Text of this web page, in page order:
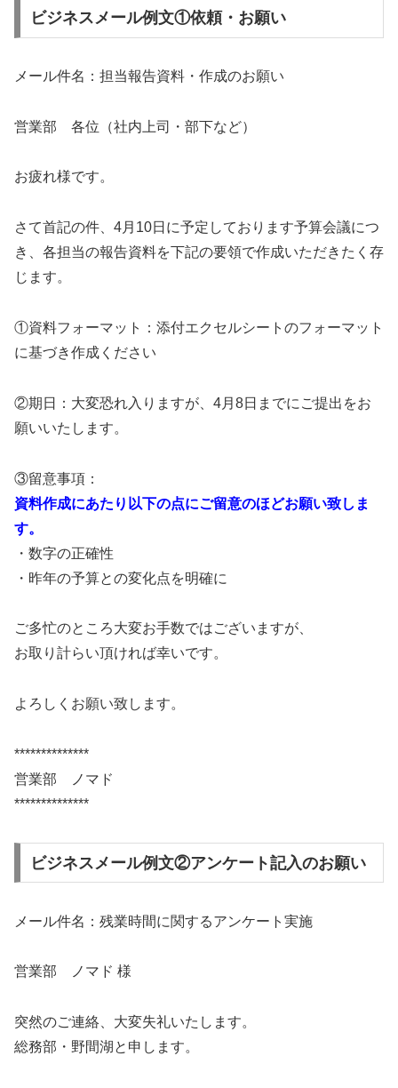
ビジネスメール例文①依頼・お願い
メール件名：担当報告資料・作成のお願い
営業部 各位（社内上司・部下など）
お疲れ様です。
さて首記の件、4月10日に予定しております予算会議につ
き、各担当の報告資料を下記の要領で作成いただきたく存
じます。
①資料フォーマット：添付エクセルシートのフォーマット
に基づき作成ください
②期日：大変恐れ入りますが、4月8日までにご提出をお
願いいたします。
③留意事項：
資料作成にあたり以下の点にご留意のほどお願い致しま
す。
・数字の正確性
・昨年の予算との変化点を明確に
ご多忙のところ大変お手数ではございますが、
お取り計らい頂ければ幸いです。
よろしくお願い致します。
**************
営業部 ノマド
**************
ビジネスメール例文②アンケート記入のお願い
メール件名：残業時間に関するアンケート実施
営業部 ノマド 様
突然のご連絡、大変失礼いたします。
総務部・野間湖と申します。